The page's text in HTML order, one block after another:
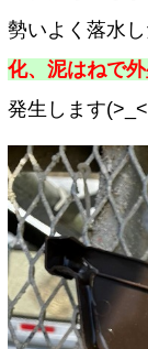
勢いよく落水
化、泥はねで
発生します